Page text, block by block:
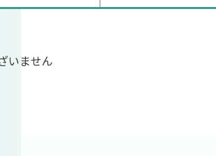
いません